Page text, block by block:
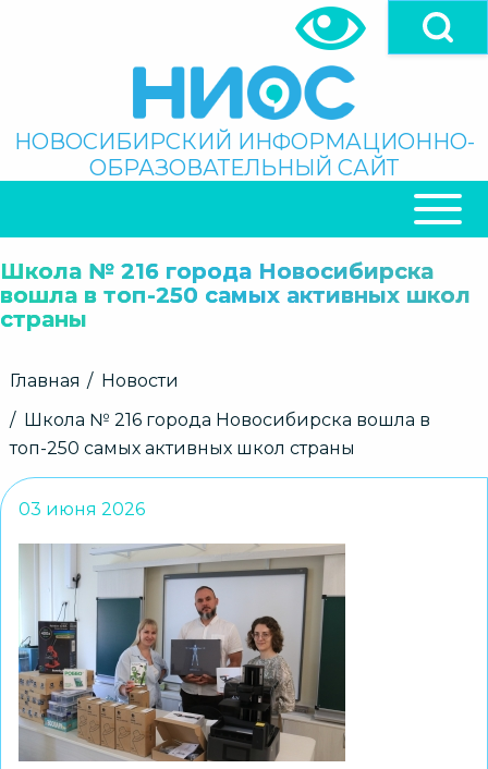
Поиск
НОВОСИБИРСКИЙ ИНФОРМАЦИОННО-
ОБРАЗОВАТЕЛЬНЫЙ САЙТ
НАВИГАЦИЯ
Школа № 216 города Новосибирска
вошла в топ-250 самых активных школ
страны
Строка
Главная
Новости
Школа № 216 города Новосибирска вошла в
топ-250 самых активных школ страны
03 июня 2026